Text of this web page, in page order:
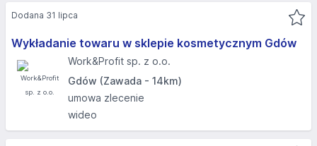
Wykładanie towaru w sklepie kosmetycznym Gdów
Work&Profit sp. z o.o.
Gdów (Zawada - 14km)
umowa zlecenie
wideo
Dodana 31 lipca